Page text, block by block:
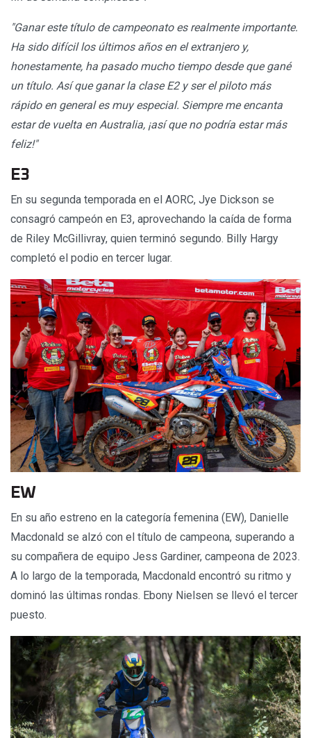
"Ganar este título de campeonato es realmente importante.
Ha sido difícil los últimos años en el extranjero y,
honestamente, ha pasado mucho tiempo desde que gané
un título. Así que ganar la clase E2 y ser el piloto más
rápido en general es muy especial. Siempre me encanta
estar de vuelta en Australia, ¡así que no podría estar más
feliz!"
E3
En su segunda temporada en el AORC, Jye Dickson se
consagró campeón en E3, aprovechando la caída de forma
de Riley McGillivray, quien terminó segundo. Billy Hargy
completó el podio en tercer lugar.
EW
En su año estreno en la categoría femenina (EW), Danielle
Macdonald se alzó con el título de campeona, superando a
su compañera de equipo Jess Gardiner, campeona de 2023.
A lo largo de la temporada, Macdonald encontró su ritmo y
dominó las últimas rondas. Ebony Nielsen se llevó el tercer
puesto.